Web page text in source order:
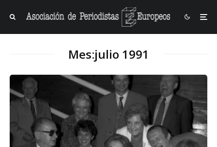
Mes:julio 1991